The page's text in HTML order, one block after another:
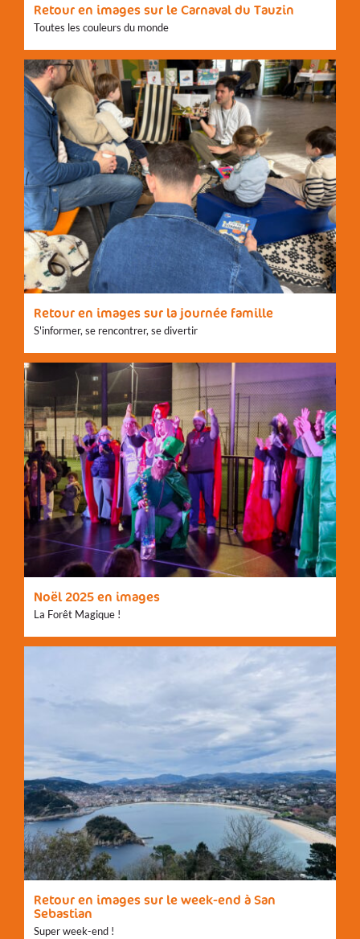
Retour en images sur le Carnaval du Tauzin
Toutes les couleurs du monde
Retour en images sur la journée famille
S'informer, se rencontrer, se divertir
Noël 2025 en images
La Forêt Magique !
Retour en images sur le week-end à San
Sebastian
Super week-end !